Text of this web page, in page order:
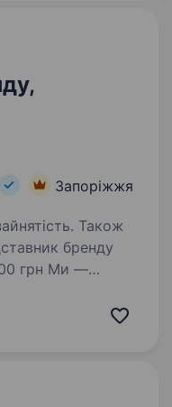
Запоріжжя
Також
України,